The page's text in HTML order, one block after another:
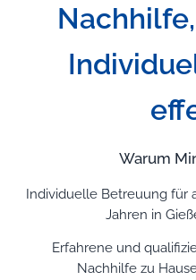
Warum
Individuelle Betreuung für
Jahren in
Erfahrene und
Nachhilfe zu